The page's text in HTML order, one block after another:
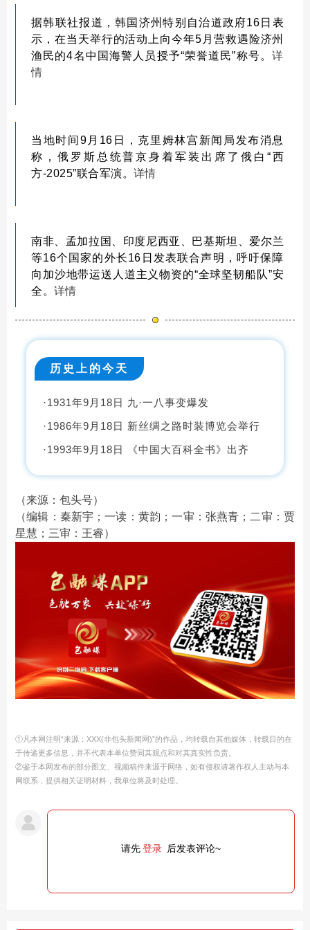
据韩联社报道，韩国济州特别自治道政府16日表
示，在当天举行的活动上向今年5月营救遇险济州
渔民的4名中国海警人员授予“荣誉道民”称号。 详
情
当地时间9月16日，克里姆林宫新闻局发布消息
称，俄罗斯总统普京身着军装出席了俄白“西
方-2025”联合军演。 详情
南非、孟加拉国、印度尼西亚、巴基斯坦、爱尔兰
等16个国家的外长16日发表联合声明，呼吁保障
向加沙地带运送人道主义物资的“全球坚韧船队”安
全。 详情
历史上的今天
·1931年9月18日 九·一八事变爆发
·1986年9月18日 新丝绸之路时装博览会举行
·1993年9月18日 《中国大百科全书》出齐
（来源：包头号）
（编辑：秦新宇；一读：黄韵；一审：张燕青；二审：贾
星慧；三审：王睿）
①凡本网注明“来源：XXX(非包头新闻网)”的作品，均转载自其他媒体，转载目的在
于传递更多信息，并不代表本单位赞同其观点和对其真实性负责。
②鉴于本网发布的部分图文、视频稿件来源于网络，如有侵权请著作权人主动与本
网联系，提供相关证明材料，我单位将及时处理。
请先登录 后发表评论~